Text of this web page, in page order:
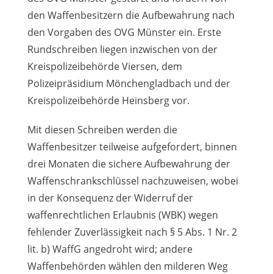
den Waffenbesitzern die Aufbewahrung nach
den Vorgaben des OVG Münster ein. Erste
Rundschreiben liegen inzwischen von der
Kreispolizeibehörde Viersen, dem
Polizeipräsidium Mönchengladbach und der
Kreispolizeibehörde Heinsberg vor.
Mit diesen Schreiben werden die
Waffenbesitzer teilweise aufgefordert, binnen
drei Monaten die sichere Aufbewahrung der
Waffenschrankschlüssel nachzuweisen, wobei
in der Konsequenz der Widerruf der
waffenrechtlichen Erlaubnis (WBK) wegen
fehlender Zuverlässigkeit nach § 5 Abs. 1 Nr. 2
lit. b) WaffG angedroht wird; andere
Waffenbehörden wählen den milderen Weg